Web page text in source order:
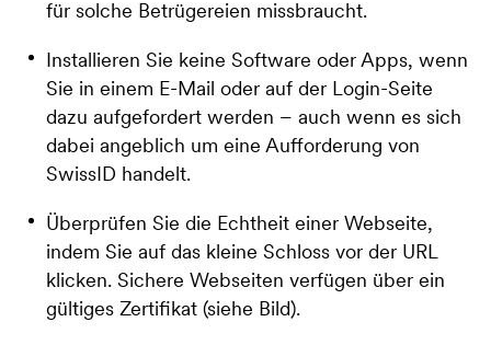
für solche Betrügereien missbraucht.
Installieren Sie keine Software oder Apps, wenn
Sie in einem E-Mail oder auf der Login-Seite
dazu aufgefordert werden – auch wenn es sich
dabei angeblich um eine Aufforderung von
SwissID handelt.
Überprüfen Sie die Echtheit einer Webseite,
indem Sie auf das kleine Schloss vor der URL
klicken. Sichere Webseiten verfügen über ein
gültiges Zertifikat (siehe Bild).